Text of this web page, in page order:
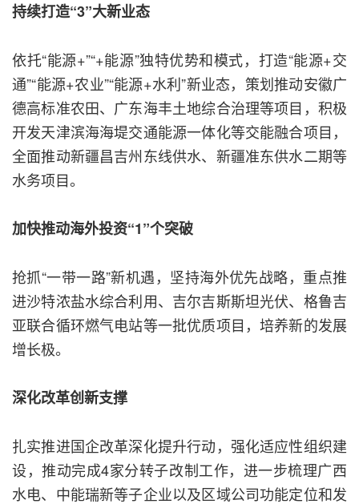
持续打造“3”大新业态
依托“能源+”“+能源”独特优势和模式，打造“能源+交
通”“能源+农业”“能源+水利”新业态，策划推动安徽广
德高标准农田、广东海丰土地综合治理等项目，积极
开发天津滨海海堤交通能源一体化等交能融合项目，
全面推动新疆昌吉州东线供水、新疆准东供水二期等
水务项目。
加快推动海外投资“1”个突破
抢抓“一带一路”新机遇，坚持海外优先战略，重点推
进沙特浓盐水综合利用、吉尔吉斯斯坦光伏、格鲁吉
亚联合循环燃气电站等一批优质项目，培养新的发展
增长极。
深化改革创新支撑
扎实推进国企改革深化提升行动，强化适应性组织建
设，推动完成4家分转子改制工作，进一步梳理广西
水电、中能瑞新等子企业以及区域公司功能定位和发